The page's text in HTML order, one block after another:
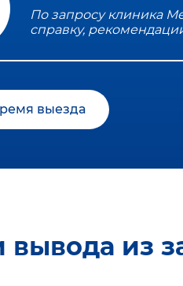
По запросу клиника
справку,
выезда
из